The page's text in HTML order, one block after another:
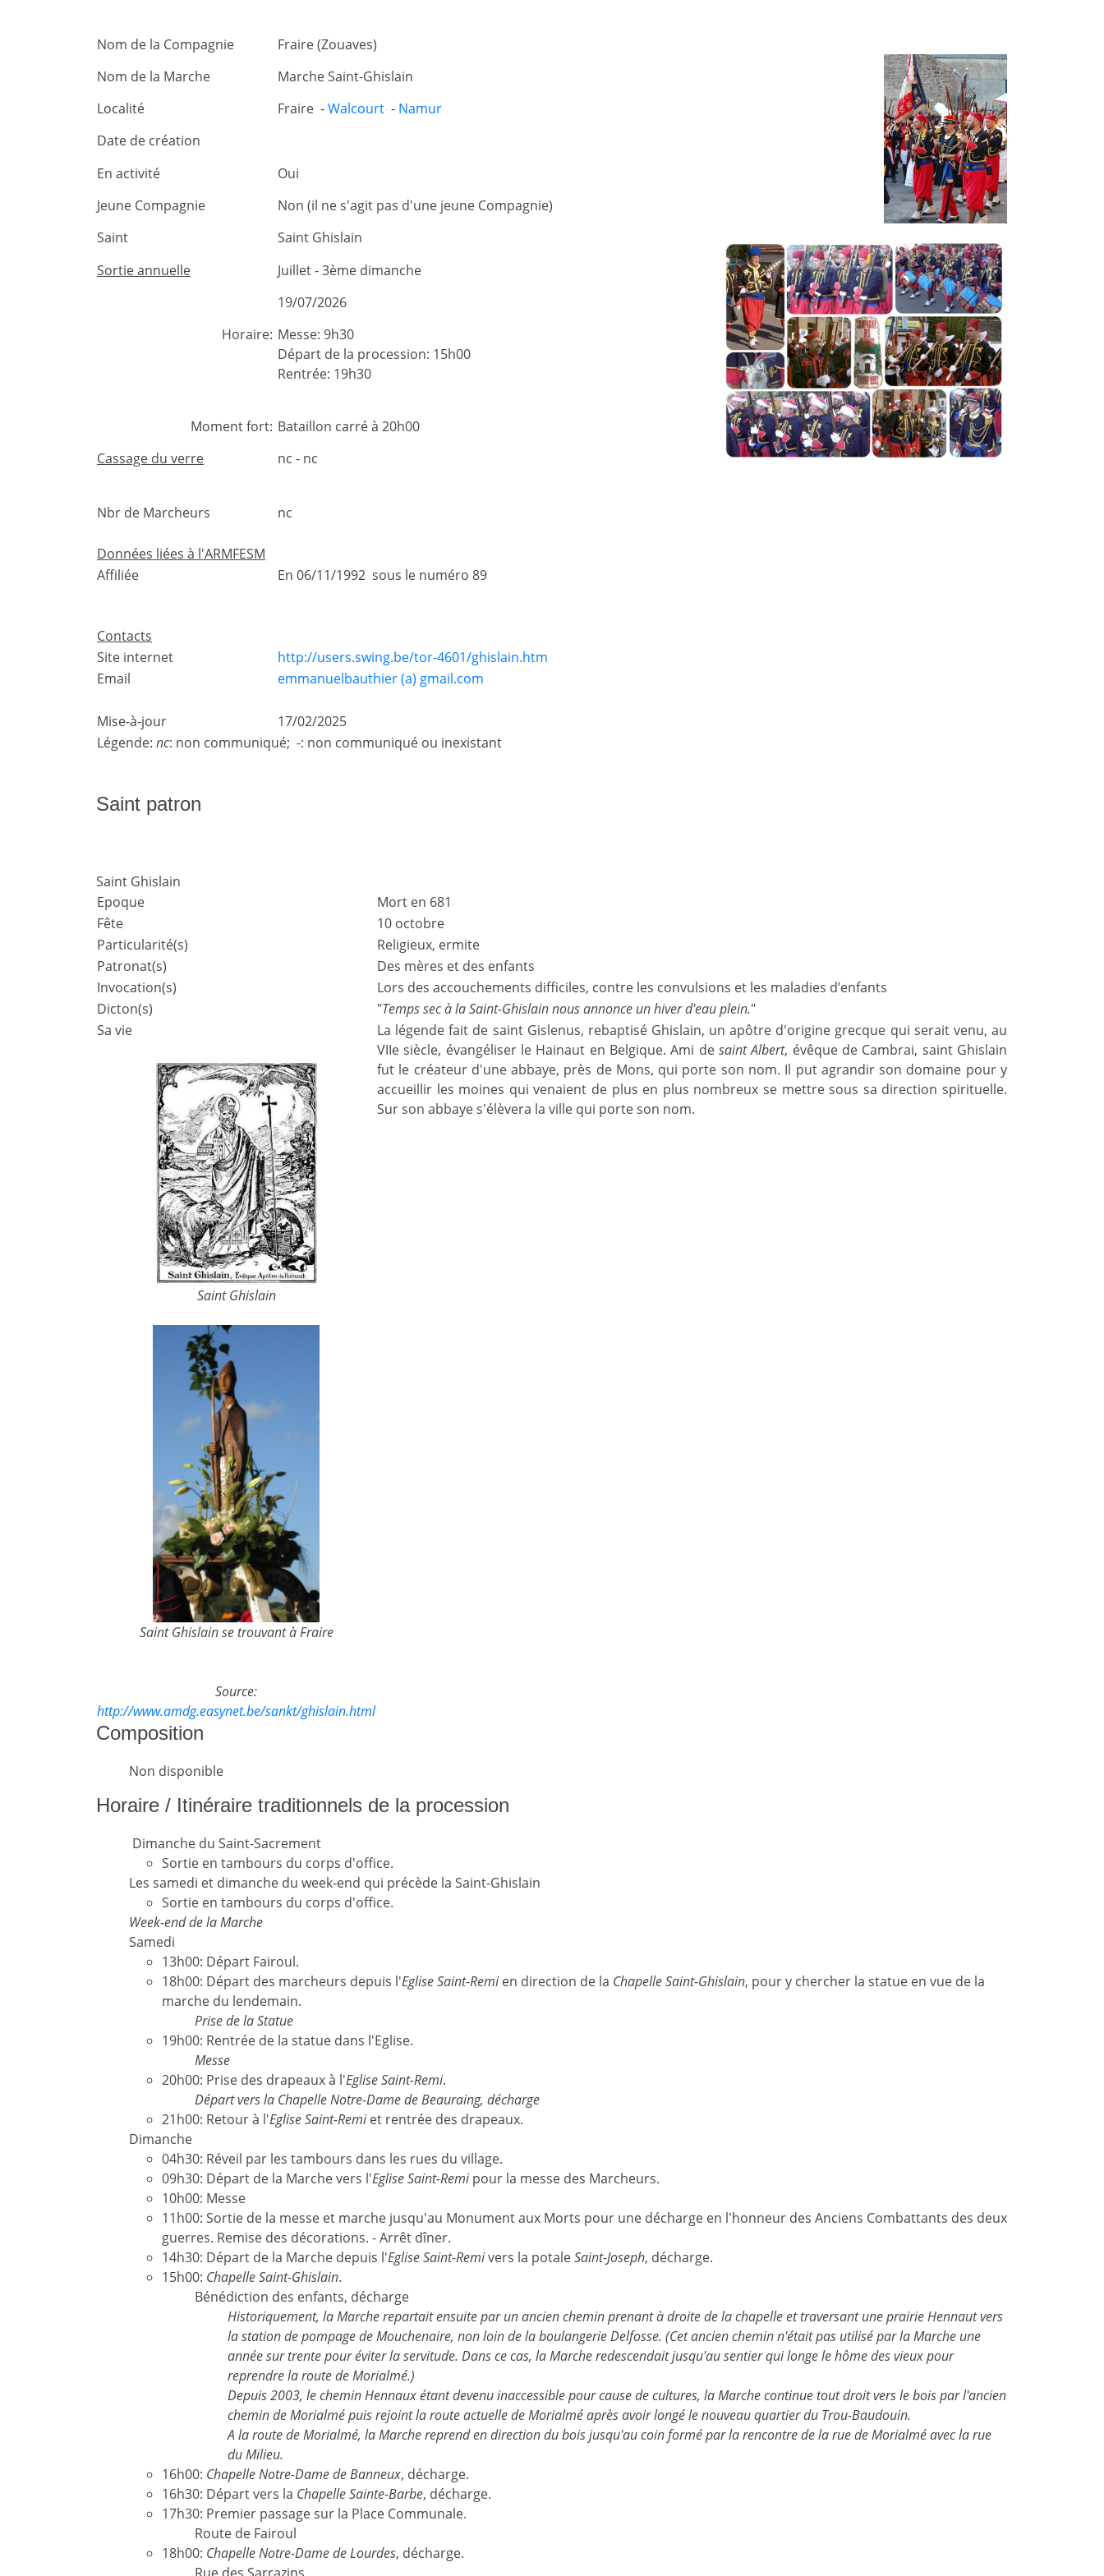
Nom de la Compagnie
Fraire (Zouaves)
Nom de la Marche
Marche Saint-Ghislain
Localité
Fraire -Walcourt - Namur
Date de création
En activité
Oui
Jeune Compagnie
Non (il ne s'agit pas d'une jeune Compagnie)
Saint
Saint Ghislain
Sortie annuelle
Juillet - 3ème dimanche
19/07/2026
Horaire: Messe: 9h30
Départ de la procession: 15h00
Rentrée: 19h30
Moment fort: Bataillon carré à 20h00
Cassage du verre
nc - nc
Nbr de Marcheurs nc
Données liées à l'ARMFESM
Affiliée
En 06/11/1992 sous le numéro 89
Contacts
Site internet
http://users.swing.be/tor-4601/ghislain.htm
Email
emmanuelbauthier (a) gmail.com
Mise-à-jour
17/02/2025
Légende: nc: non communiqué; -: non communiqué ou inexistant
Saint patron
Saint Ghislain
Epoque
Mort en 681
Fête
10 octobre
Particularité(s)
Religieux, ermite
Patronat(s)
Des mères et des enfants
Invocation(s)
Lors des accouchements difficiles, contre les convulsions et les maladies d’enfants
Dicton(s)
"Temps sec à la Saint-Ghislain nous annonce un hiver d'eau plein."
Sa vie
Saint Ghislain
Saint Ghislain se trouvant à Fraire
Source:
http://www.amdg.easynet.be/sankt/ghislain.html
La légende fait de saint Gislenus, rebaptisé Ghislain, un apôtre d'origine grecque qui serait venu, au
VIIe siècle, évangéliser le Hainaut en Belgique. Ami de saint Albert, évêque de Cambrai, saint Ghislain
fut le créateur d'une abbaye, près de Mons, qui porte son nom. Il put agrandir son domaine pour y
accueillir les moines qui venaient de plus en plus nombreux se mettre sous sa direction spirituelle.
Sur son abbaye s'élèvera la ville qui porte son nom.
Composition
Non disponible
Horaire / Itinéraire traditionnels de la procession
Dimanche du Saint-Sacrement
Sortie en tambours du corps d'office.
Les samedi et dimanche du week-end qui précède la Saint-Ghislain
Sortie en tambours du corps d'office.
Week-end de la Marche
Samedi
13h00: Départ Fairoul.
18h00: Départ des marcheurs depuis l'Eglise Saint-Remien direction de la Chapelle Saint-Ghislain, pour y chercher la statue en vue de la
marche du lendemain.
Prise de la Statue
19h00: Rentrée de la statue dans l'Eglise.
Messe
20h00: Prise des drapeaux à l'Eglise Saint-Remi.
Départ vers la Chapelle Notre-Dame de Beauraing, décharge
21h00: Retour à l'Eglise Saint-Remiet rentrée des drapeaux.
Dimanche
04h30: Réveil par les tambours dans les rues du village.
09h30: Départ de la Marche vers l'Eglise Saint-Remipour la messe des Marcheurs.
10h00: Messe
11h00: Sortie de la messe et marche jusqu'au Monument aux Morts pour une décharge en l'honneur des Anciens Combattants des deux
guerres. Remise des décorations. - Arrêt dîner.
14h30: Départ de la Marche depuis l'Eglise Saint-Remivers la potaleSaint-Joseph, décharge.
15h00: Chapelle Saint-Ghislain.
Bénédiction des enfants, décharge
Historiquement, la Marche repartait ensuite par un ancien chemin prenant à droite de la chapelle et traversant une prairie Hennaut vers
la station de pompage de Mouchenaire, non loin de la boulangerie Delfosse. (Cet ancien chemin n'était pas utilisé par la Marche une
année sur trente pour éviter la servitude. Dans ce cas, la Marche redescendait jusqu'au sentier qui longe le hôme des vieux pour
reprendre la route de Morialmé.)
Depuis 2003, le chemin Hennaux étant devenu inaccessible pour cause de cultures, la Marche continue tout droit vers le bois par l'ancien
chemin de Morialmé puis rejoint la route actuelle de Morialmé après avoir longé le nouveau quartier du Trou-Baudouin.
A la route de Morialmé, la Marche reprend en direction du bois jusqu'au coin formé par la rencontre de la rue de Morialmé avec la rue
du Milieu.
16h00: Chapelle Notre-Dame de Banneux, décharge.
16h30: Départ vers la Chapelle Sainte-Barbe, décharge.
17h30: Premier passage sur la Place Communale.
Route de Fairoul
18h00: Chapelle Notre-Dame de Lourdes, décharge.